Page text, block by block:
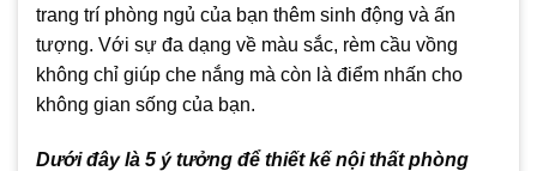
trang trí phòng ngủ của bạn thêm sinh động và ấn
tượng. Với sự đa dạng về màu sắc, rèm cầu vồng
không chỉ giúp che nắng mà còn là điểm nhấn cho
không gian sống của bạn.
Dưới đây là 5 ý tưởng để thiết kế nội thất phòng